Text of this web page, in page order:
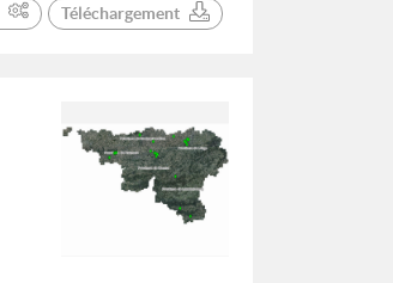
Téléchargement